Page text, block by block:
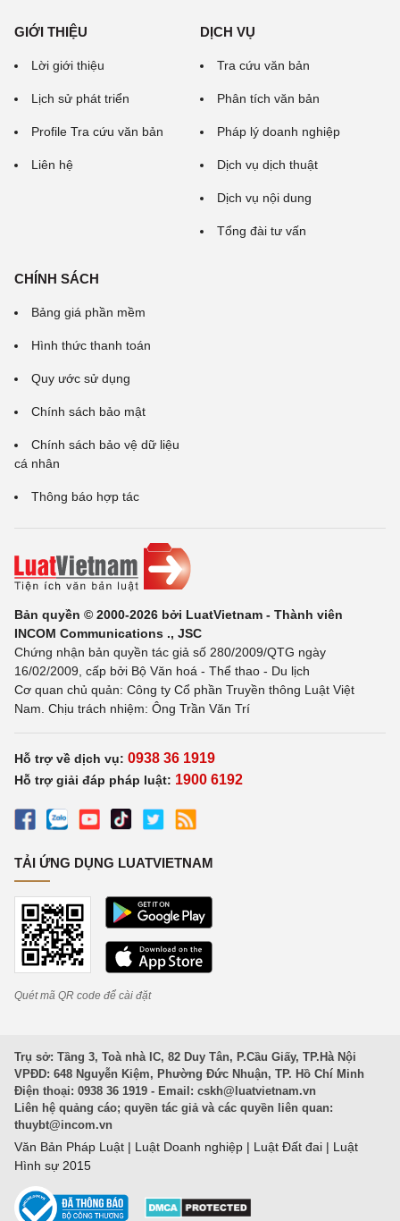
GIỚI THIỆU
Lời giới thiệu
Lịch sử phát triển
Profile Tra cứu văn bản
Liên hệ
DỊCH VỤ
Tra cứu văn bản
Phân tích văn bản
Pháp lý doanh nghiệp
Dịch vụ dịch thuật
Dịch vụ nội dung
Tổng đài tư vấn
CHÍNH SÁCH
Bảng giá phần mềm
Hình thức thanh toán
Quy ước sử dụng
Chính sách bảo mật
Chính sách bảo vệ dữ liệu
cá nhân
Thông báo hợp tác
Bản quyền © 2000-2026 bởi LuatVietnam - Thành viên
INCOM Communications ., JSC
Chứng nhận bản quyền tác giả số 280/2009/QTG ngày
16/02/2009, cấp bởi Bộ Văn hoá - Thể thao - Du lịch
Cơ quan chủ quản: Công ty Cổ phần Truyền thông Luật Việt
Nam. Chịu trách nhiệm: Ông Trần Văn Trí
Hỗ trợ về dịch vụ: 0938 36 1919
Hỗ trợ giải đáp pháp luật: 1900 6192
TẢI ỨNG DỤNG LUATVIETNAM
Quét mã QR code để cài đặt
Trụ sở: Tầng 3, Toà nhà IC, 82 Duy Tân, P.Cầu Giấy, TP.Hà Nội
VPĐD: 648 Nguyễn Kiệm, Phường Đức Nhuận, TP. Hồ Chí Minh
Điện thoại: 0938 36 1919 - Email: cskh@luatvietnam.vn
Liên hệ quảng cáo; quyền tác giả và các quyền liên quan:
thuybt@incom.vn
Văn Bản Pháp Luật | Luật Doanh nghiệp | Luật Đất đai | Luật
Hình sự 2015